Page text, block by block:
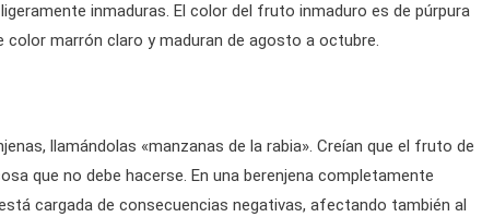
inmaduras. El color del fruto inmaduro es de púrpura
color marrón claro y maduran de agosto a octubre.
llamándolas «manzanas de la rabia». Creían que el fruto de
que no debe hacerse. En una berenjena completamente
cargada de consecuencias negativas, afectando también al